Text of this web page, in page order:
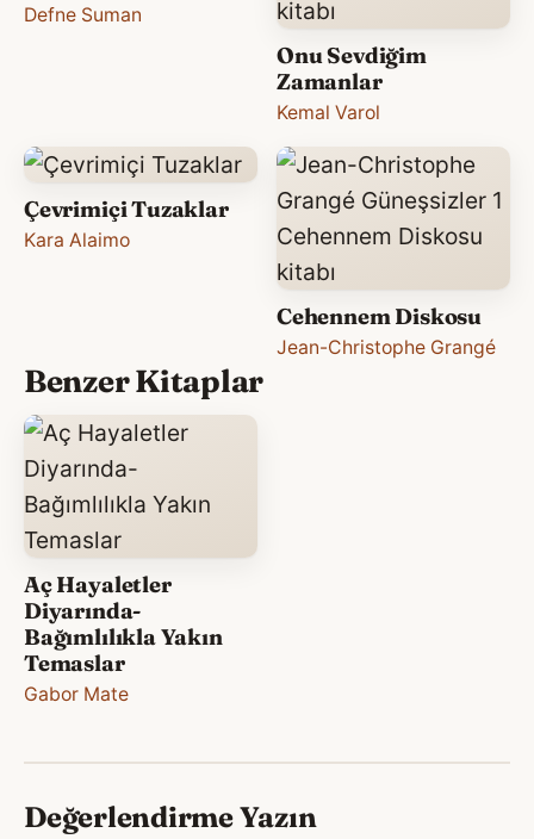
Defne Suman
Onu Sevdiğim
Zamanlar
Kemal Varol
Çevrimiçi Tuzaklar
Kara Alaimo
Cehennem Diskosu
Jean-Christophe Grangé
Benzer Kitaplar
Aç Hayaletler
Diyarında-
Bağımlılıkla Yakın
Temaslar
Gabor Mate
Değerlendirme Yazın